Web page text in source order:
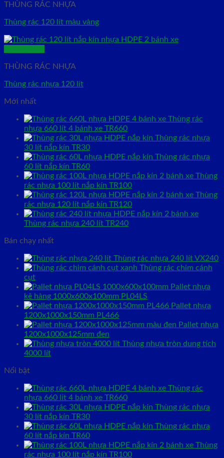
THÙNG RÁC NHỰA
Thùng rác 120 lít màu vàng
THÙNG RÁC NHỰA
Thùng rác nhựa 120 lít
Mới nhất
Thùng rác
nhựa 660 lít 4 bánh xe TR660
Thùng rác nhựa
30 lít nắp kín TR30
Thùng rác nhựa
60 lít nắp kín TR60
Thùng
rác nhựa 100 lít nắp kín TR100
Thùng
rác nhựa 120 lít nắp kín TR120
Thùng rác nhựa 240 lít TR240
Bán chạy nhất
Thùng rác nhựa 240 lít VX240
Thùng rác chim cánh
cụt
Pallet nhựa
kê hàng 1000x600x100mm PL04LS
Pallet nhựa
1200x1000x150mm PL466
Pallet nhựa
1200x1000x125mm đen
Thùng nhựa tròn dung tích
4000 lít
Nổi bật
Thùng rác
nhựa 660 lít 4 bánh xe TR660
Thùng rác nhựa
30 lít nắp kín TR30
Thùng rác nhựa
60 lít nắp kín TR60
Thùng
rác nhựa 100 lít nắp kín TR100